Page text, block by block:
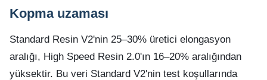
Kopma uzaması
Standard Resin V2'nin 25–30% üretici elongasyon
aralığı, High Speed Resin 2.0'ın 16–20% aralığından
yüksektir. Bu veri Standard V2'nin test koşullarında